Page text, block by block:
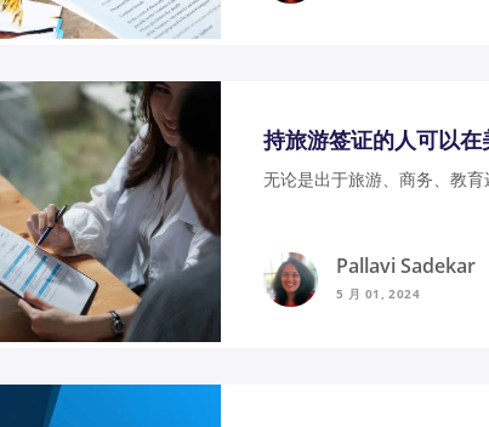
持旅游签证的人可以
无论是出于旅游、商务、教育
Pallavi Sadekar
5 月 01, 2024